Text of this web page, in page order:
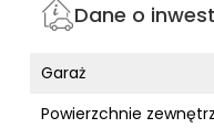
Dane o
Garaż
Powierzchnie